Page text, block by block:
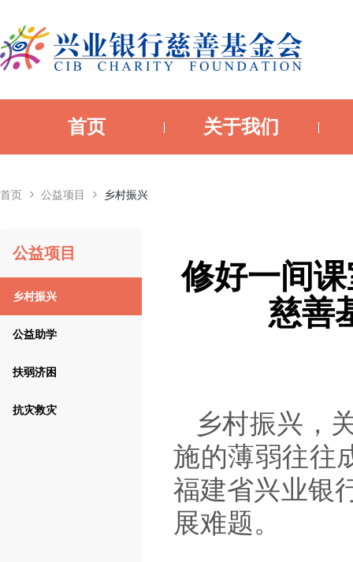
首页 关于我们
首页 公益项目 乡村振兴
公益项目
乡村振兴
公益助学
扶弱济困
抗灾救灾
修好一间
慈善
乡村振兴，
施的薄弱往往
福建省兴业银
展难题。